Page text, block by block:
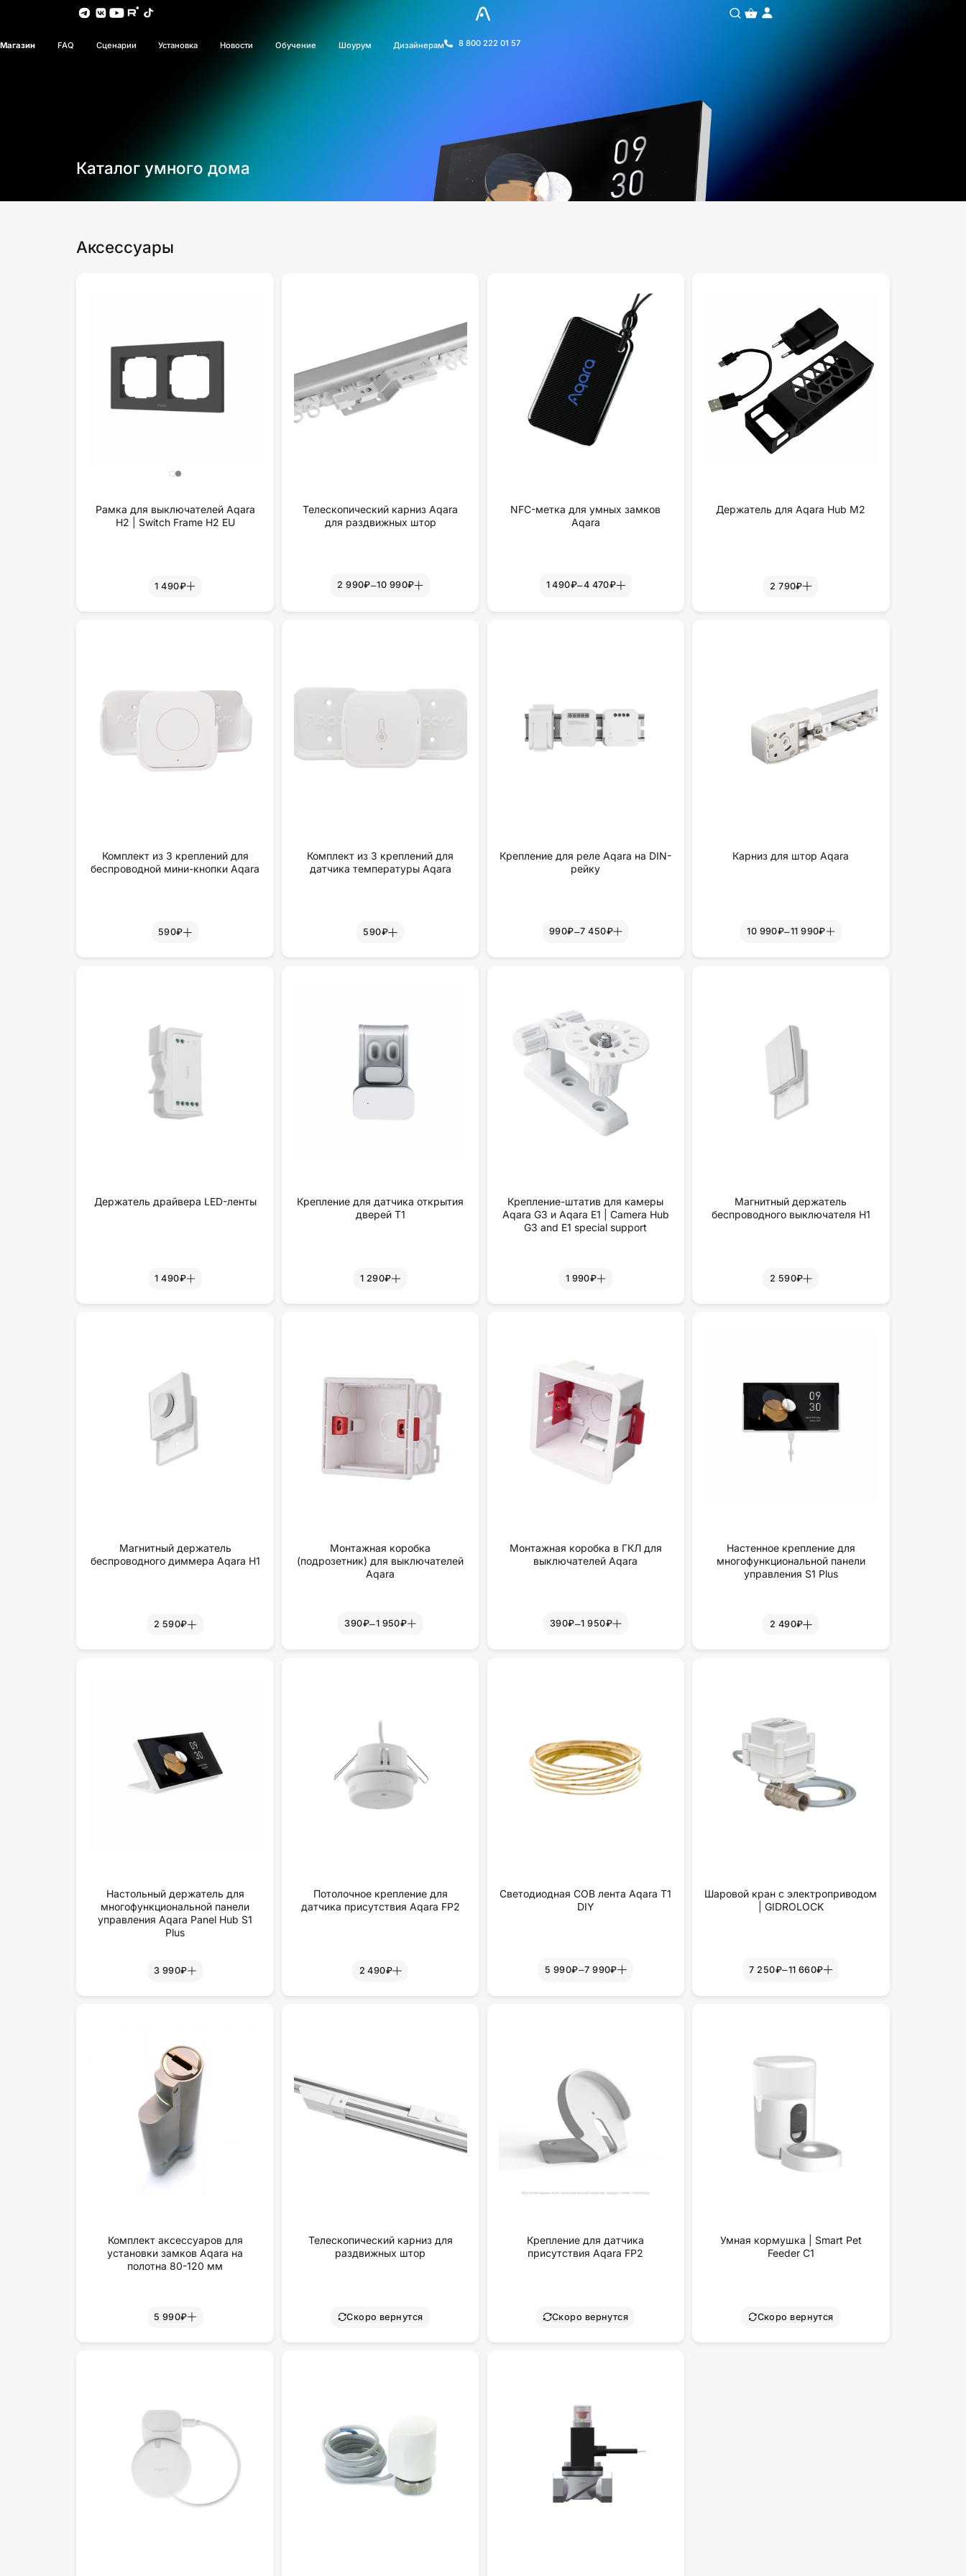
Магазин FAQ Сценарии Установка Новости Обучение Шоурум Дизайнерам 8 800 222 01 57
Каталог умного дома
Аксессуары
Рамка для выключателей Aqara
H2 | Switch Frame H2 EU
1 490₽
Телескопический карниз Aqara
для раздвижных штор
2 990₽–10 990₽
NFC-метка для умных замков
Aqara
1 490₽–4 470₽
Держатель для Aqara Hub M2
2 790₽
Комплект из 3 креплений для
беспроводной мини-кнопки Aqara
590₽
Комплект из 3 креплений для
датчика температуры Aqara
590₽
Крепление для реле Aqara на DIN-
рейку
990₽–7 450₽
Карниз для штор Aqara
10 990₽–11 990₽
Держатель драйвера LED-ленты
1 490₽
Крепление для датчика открытия
дверей Т1
1 290₽
Крепление-штатив для камеры
Aqara G3 и Aqara E1 | Camera Hub
G3 and E1 special support
1 990₽
Магнитный держатель
беспроводного выключателя H1
2 590₽
Магнитный держатель
беспроводного диммера Aqara H1
2 590₽
Монтажная коробка
(подрозетник) для выключателей
Aqara
390₽–1 950₽
Монтажная коробка в ГКЛ для
выключателей Aqara
390₽–1 950₽
Настенное крепление для
многофункциональной панели
yпpaвлeния S1 Plus
2 490₽
Настольный держатель для
многофункциональной панели
управления Aqara Panel Hub S1
Plus
3 990₽
Потолочное крепление для
датчика присутствия Aqara FP2
2 490₽
Светодиодная COB лента Aqara T1
DIY
5 990₽–7 990₽
Шаровой кран с электроприводом
| GIDROLOCK
7 250₽–11 660₽
Комплект аксессуаров для
установки замков Aqara на
полотна 80-120 мм
5 990₽
Телескопический карниз для
раздвижных штор
Скоро вернутся
Крепление для датчика
присутствия Aqara FP2
Скоро вернутся
Умная кормушка | Smart Pet
Feeder C1
Скоро вернутся